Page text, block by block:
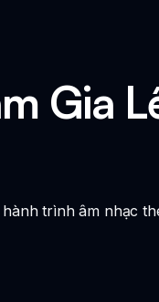
Gia
trình âm nhạc